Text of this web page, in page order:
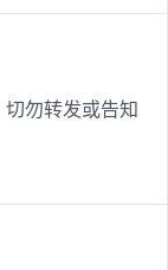
切勿转发或告知